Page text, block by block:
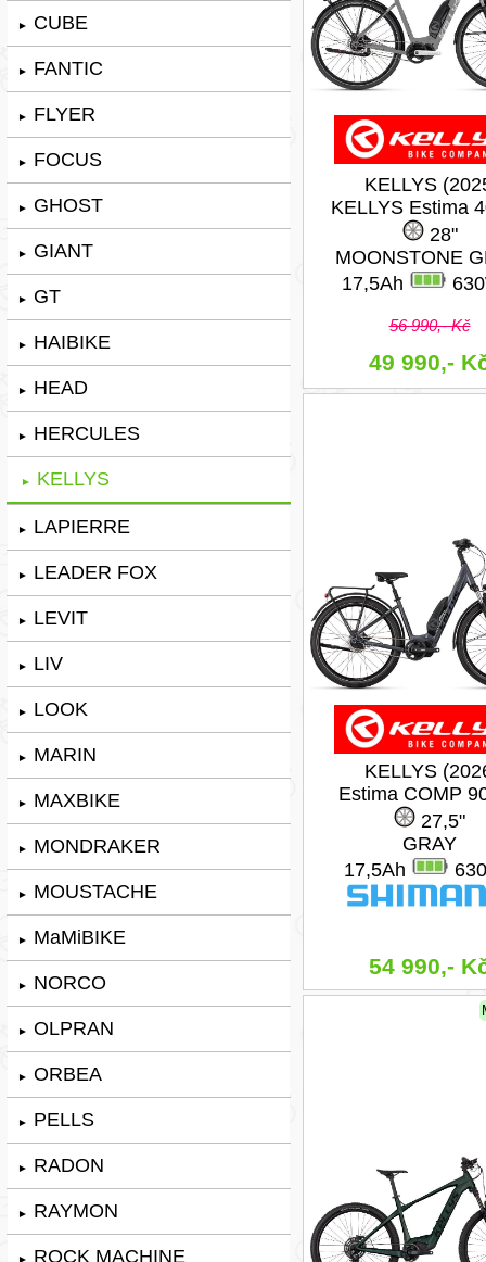
► CUBE
► FANTIC
► FLYER
► FOCUS
► GHOST
► GIANT
► GT
► HAIBIKE
► HEAD
► HERCULES
► KELLYS
► LAPIERRE
► LEADER FOX
► LEVIT
► LIV
► LOOK
► MARIN
► MAXBIKE
► MONDRAKER
► MOUSTACHE
► MaMiBIKE
► NORCO
► OLPRAN
► ORBEA
► PELLS
► RADON
► RAYMON
► ROCK MACHINE
KELLYS
KELLYS Estima
28"
MOONSTONE
17,5Ah
56 990,- Kč
49 990,-
KELLYS
Estima COMP
27,5"
GRAY
17,5Ah
54 990,-